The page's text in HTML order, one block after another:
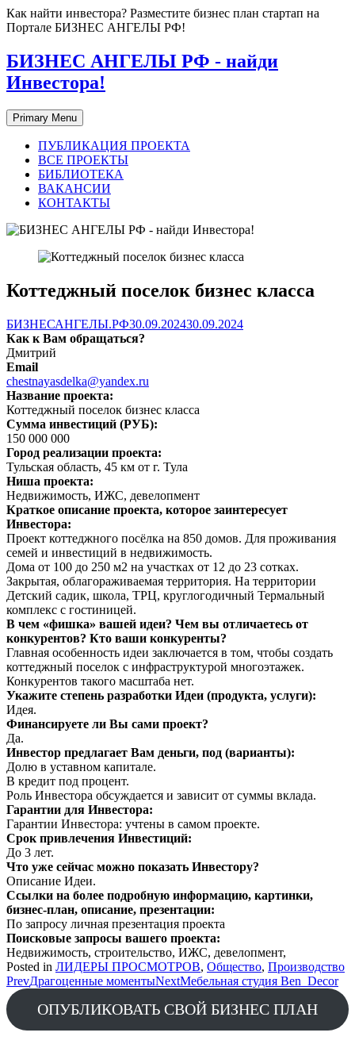
Skip
to
Как найти инвестора? Разместите бизнес план стартап на
Портале БИЗНЕС АНГЕЛЫ РФ!
БИЗНЕС АНГЕЛЫ РФ - найди
Инвестора!
Primary Menu
ПУБЛИКАЦИЯ ПРОЕКТА
ВСЕ ПРОЕКТЫ
БИБЛИОТЕКА
ВАКАНСИИ
КОНТАКТЫ
Коттеджный поселок бизнес класса
БИЗНЕСАНГЕЛЫ.РФ30.09.202430.09.2024
Как к Вам обращаться?
Дмитрий
Email
chestnayasdelka@yandex.ru
Название проекта:
Коттеджный поселок бизнес класса
Сумма инвестиций (РУБ):
150 000 000
Город реализации проекта:
Тульская область, 45 км от г. Тула
Ниша проекта:
Недвижимость, ИЖС, девелопмент
Краткое описание проекта, которое заинтересует
Инвестора:
Проект коттеджного посёлка на 850 домов. Для проживания
семей и инвестиций в недвижимость.
Дома от 100 до 250 м2 на участках от 12 до 23 сотках.
Закрытая, облагораживаемая территория. На территории
Детский садик, школа, ТРЦ, круглогодичный Термальный
комплекс с гостиницей.
В чем «фишка» вашей идеи? Чем вы отличаетесь от
конкурентов? Кто ваши конкуренты?
Главная особенность идеи заключается в том, чтобы создать
коттеджный поселок с инфраструктурой многоэтажек.
Конкурентов такого масштаба нет.
Укажите степень разработки Идеи (продукта, услуги):
Идея.
Финансируете ли Вы сами проект?
Да.
Инвестор предлагает Вам деньги, под (варианты):
Долю в уставном капитале.
В кредит под процент.
Роль Инвестора обсуждается и зависит от суммы вклада.
Гарантии для Инвестора:
Гарантии Инвестора: учтены в самом проекте.
Срок привлечения Инвестиций:
До 3 лет.
Что уже сейчас можно показать Инвестору?
Описание Идеи.
Ссылки на более подробную информацию, картинки,
бизнес-план, описание, презентации:
По запросу личная презентация проекта
Поисковые запросы вашего проекта:
Недвижимость, строительство, ИЖС, девелопмент,
Posted in ЛИДЕРЫ ПРОСМОТРОВ, Общество, Производство
Post
navigation
PrevДрагоценные моментыNextМебельная студия Ben_Decor
ОПУБЛИКОВАТЬ СВОЙ БИЗНЕС ПЛАН